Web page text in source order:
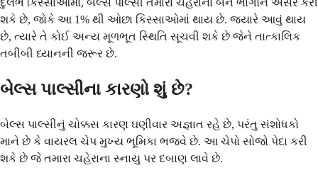
શકે છે, જોકે આ 1% થી ઓછા કિસ્સાઓમાં થાય છે. જ્યારે આવું થાય
છે, ત્યારે તે કોઈ અન્ય મૂળભૂત સ્થિતિ સૂચવી શકે છે જેને તાત્કાલિક
તબીબી ધ્યાનની જરૂર છે.
બેલ્સ પાલ્સીના કારણો શું છે?
બેલ્સ પાલ્સીનું ચોક્કસ કારણ ઘણીવાર અજ્ઞાત રહે છે, પરંતુ સંશોધકો
માને છે કે વાયરલ ચેપ મુખ્ય ભૂમિકા ભજવે છે. આ ચેપો સોજો પેદા કરી
શકે છે જે તમારા ચહેરાના સ્નાયુ પર દબાણ લાવે છે.